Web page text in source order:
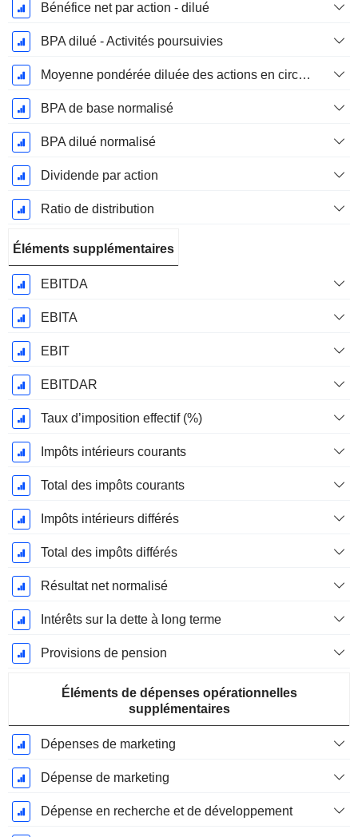
Bénéfice net par action - dilué
BPA dilué - Activités poursuivies
Moyenne pondérée diluée des actions en circulation
BPA de base normalisé
BPA dilué normalisé
Dividende par action
Ratio de distribution
Éléments supplémentaires
EBITDA
EBITA
EBIT
EBITDAR
Taux d’imposition effectif (%)
Impôts intérieurs courants
Total des impôts courants
Impôts intérieurs différés
Total des impôts différés
Résultat net normalisé
Intérêts sur la dette à long terme
Provisions de pension
Éléments de dépenses opérationnelles
supplémentaires
Dépenses de marketing
Dépense de marketing
Dépense en recherche et de développement